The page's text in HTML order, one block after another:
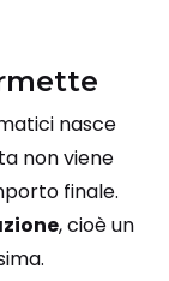
nasce
non viene
finale.
, cioè un